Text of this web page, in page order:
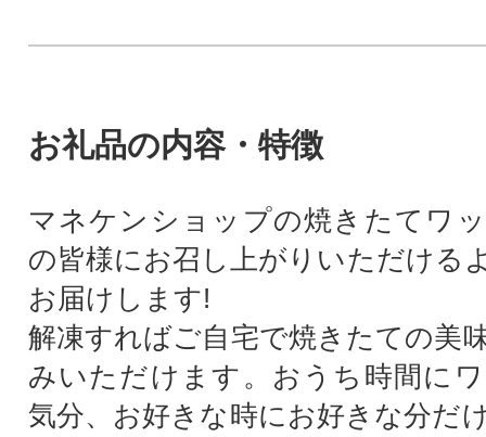
お礼品の内容・特徴
マネケンショップの焼きたてワ
の皆様にお召し上がりいただける
お届けします!
解凍すればご自宅で焼きたての美
みいただけます。おうち時間に
気分、お好きな時にお好きな分だ